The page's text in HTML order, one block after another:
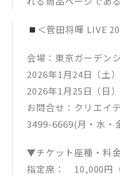
＜菅田将暉 LIVE
会場：東京ガーデン
2026年1月24日（土
2026年1月25日（日
お問合せ：クリエ
3499-6669(月・水・
▼チケット座種・料
指定席： 10,000円（